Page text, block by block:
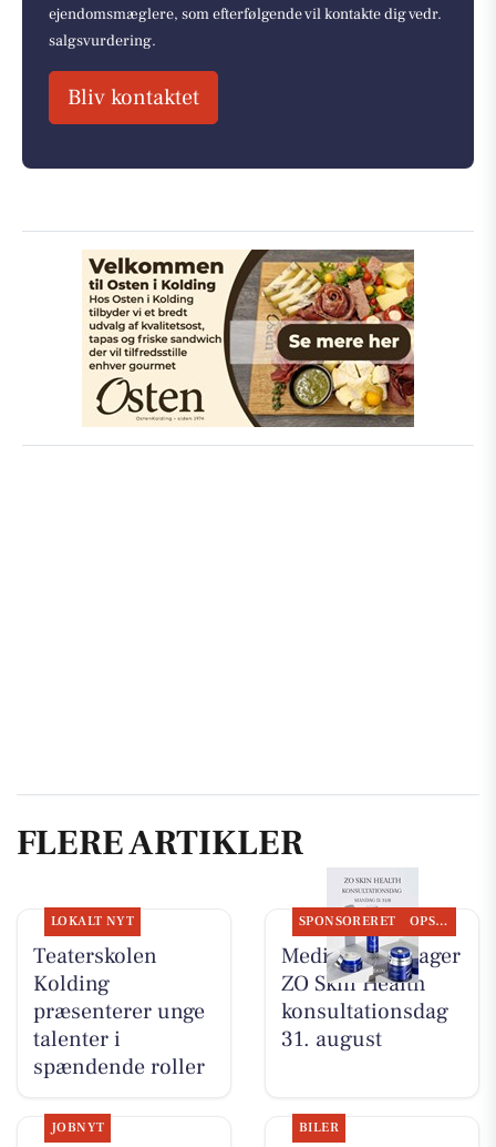
ejendomsmæglere, som efterfølgende vil kontakte dig vedr.
salgsvurdering.
Bliv kontaktet
FLERE ARTIKLER
LOKALT NYT
Teaterskolen
Kolding
præsenterer unge
talenter i
spændende roller
SPONSORERET OPSLAGSTAVLEN
MediSkin gentager
ZO Skin Health
konsultationsdag
31. august
JOBNYT BILER